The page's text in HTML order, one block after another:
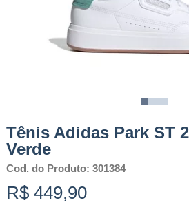
Tênis Adidas Park ST
Verde
Cod. do Produto: 301384
R$ 449,90